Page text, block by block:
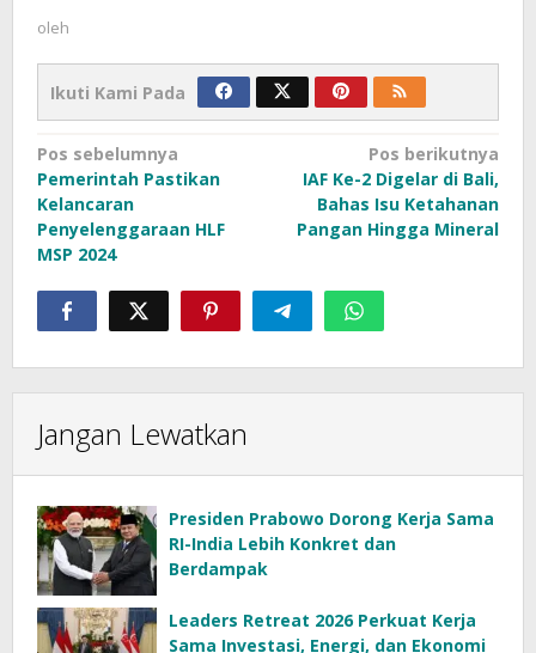
oleh
Ikuti Kami Pada
Navigasi
pos
Pos sebelumnya
Pemerintah Pastikan
Kelancaran
Penyelenggaraan HLF
MSP 2024
Pos berikutnya
IAF Ke-2 Digelar di Bali,
Bahas Isu Ketahanan
Pangan Hingga Mineral
Jangan Lewatkan
Presiden Prabowo Dorong Kerja Sama
RI-India Lebih Konkret dan
Berdampak
Leaders Retreat 2026 Perkuat Kerja
Sama Investasi, Energi, dan Ekonomi